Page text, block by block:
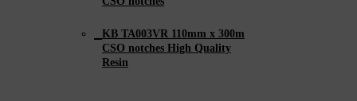
KB TA003VR 110mm x 300m
CSO notches High Quality
Resin